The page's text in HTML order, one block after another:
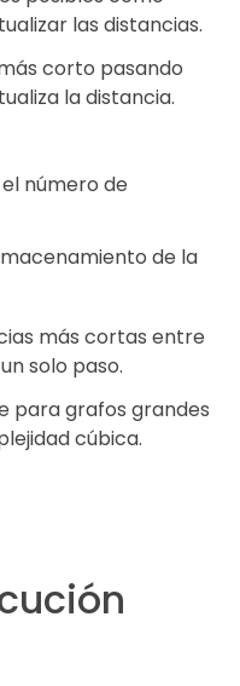
las distancias.
corto pasando
la distancia.
número de
de la
más cortas entre
solo paso.
para grafos grandes
cúbica.